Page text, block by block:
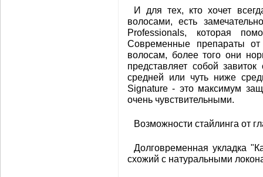
И для тех, кто хочет
волосами, есть
Professionals, которая
Современные препараты
волосам, более того они
представляет собой
средней или чуть ниже
Signature - это максимум
очень чувствительными.
Возможности стайлинга от
Долговременная укладка
схожий с натуральными